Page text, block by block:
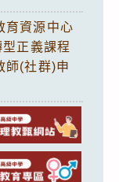
育資源中心
正義課程
師(社群)申